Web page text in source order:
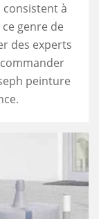
consistent à
genre de
des experts
peinture